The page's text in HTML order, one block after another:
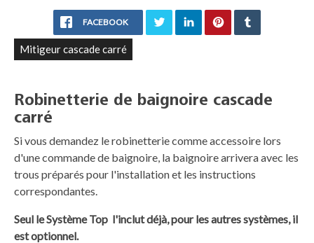
FACEBOOK
Mitigeur cascade carré
Robinetterie de baignoire cascade
carré
Si vous demandez le robinetterie comme accessoire lors
d'une commande de baignoire, la baignoire arrivera avec les
trous préparés pour l'installation et les instructions
correspondantes.
Seul le Système Top l'inclut déjà, pour les autres systèmes, il
est optionnel.